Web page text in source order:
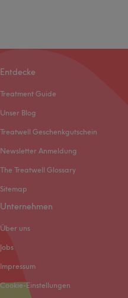
Entdecke
Treatment Guide
Unser Blog
Treatwell Geschenkgutschein
Newsletter Anmeldung
The Treatwell Glossary
Sitemap
Unternehmen
Über uns
Jobs
Impressum
Cookie-Einstellungen